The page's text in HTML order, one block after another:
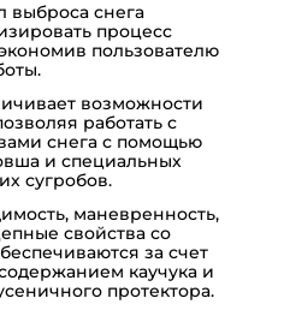
выброса снега
процесс
пользователю
возможности
работать с
снега с помощью
и специальных
сугробов.
маневренность,
свойства со
за счет
каучука и
протектора.